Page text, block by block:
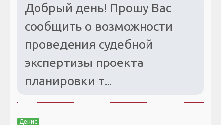
Добрый день! Прошу Вас
сообщить о возможности
проведения судебной
экспертизы проекта
планировки т...
Денис